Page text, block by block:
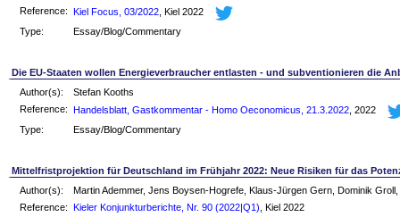
Reference:
Kiel Focus, 03/2022 , Kiel 2022
Type:
Essay/Blog/Commentary
Die EU-Staaten wollen Energieverbraucher entlasten - und subventionieren die
Author(s):
Stefan Kooths
Reference:
Handelsblatt, Gastkommentar - Homo Oeconomicus, 21.3.2022 , 2022
Type:
Essay/Blog/Commentary
Mittelfristprojektion für Deutschland im Frühjahr 2022: Neue Risiken für das
Author(s):
Martin Ademmer, Jens Boysen-Hogrefe, Klaus-Jürgen Gern, Dominik
Reference:
Kieler Konjunkturberichte, Nr. 90 (2022|Q1) , Kiel 2022